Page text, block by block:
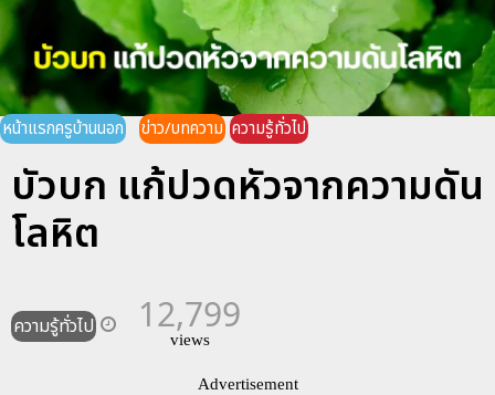
หน้าแรกครูบ้านนอก ข่าว/บทความ ความรู้ทั่วไป
บัวบก แก้ปวดหัวจากความดัน
โลหิต
ความรู้ทั่วไป 12,799
views
Advertisement